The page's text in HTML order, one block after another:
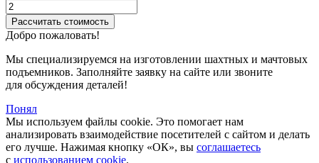
Добро пожаловать!
Мы специализируемся на изготовлении шахтных и мачтовых
подъемников. Заполняйте заявку на сайте или звоните
для обсуждения деталей!
Понял
Мы используем файлы cookie. Это помогает нам
анализировать взаимодействие посетителей с сайтом и делать
его лучше. Нажимая кнопку «ОК», вы соглашаетесь
с использованием cookie.